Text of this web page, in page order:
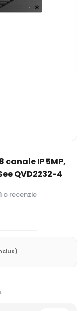
canale IP 5MP,
QVD2232-4
o recenzie